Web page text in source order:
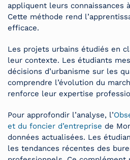
appliquent leurs connaissances
Cette méthode rend
efficace.
Les projets urbains étudiés en
leur contexte. Les étudiants
décisions d’urbanisme sur les
comprendre l’évolution du
renforce leur expertise
Pour approfondir l’analyse, l’
et du foncier d’entreprise de
données actualisées. Les
les tendances récentes des